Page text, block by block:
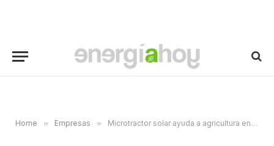
Home » Empresas » Microtractor solar ayuda a agricultura en África